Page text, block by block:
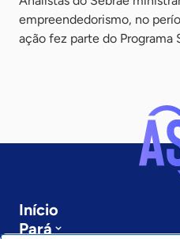
empreendedorismo, no
ação fez parte do Programa
Início
Pará